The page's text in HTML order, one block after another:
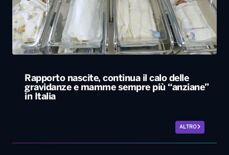
Rapporto nascite, continua il calo delle
gravidanze e mamme sempre più “anziane”
in Italia
ALTRO